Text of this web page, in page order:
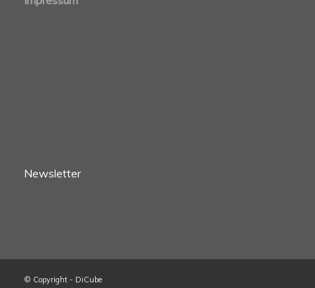
Newsletter
© Copyright - DiCube